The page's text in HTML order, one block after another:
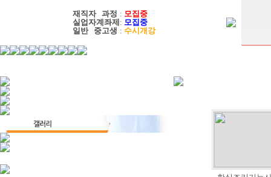
재직자 과정 : 모집중
실업자계좌제 : 모집중
일반 중고생 : 수시개강